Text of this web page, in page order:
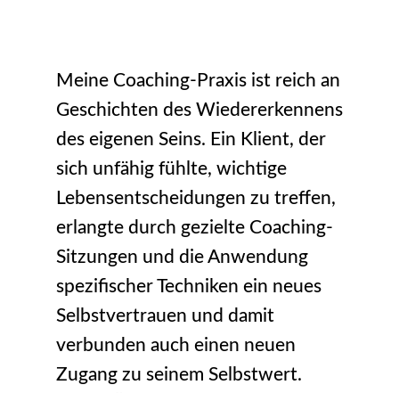
Meine Coaching-Praxis ist reich an
Geschichten des Wiedererkennens
des eigenen Seins. Ein Klient, der
sich unfähig fühlte, wichtige
Lebensentscheidungen zu treffen,
erlangte durch gezielte Coaching-
Sitzungen und die Anwendung
spezifischer Techniken ein neues
Selbstvertrauen und damit
verbunden auch einen neuen
Zugang zu seinem Selbstwert.